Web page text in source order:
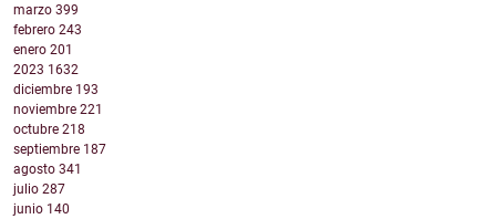
marzo 399
febrero 243
enero 201
2023 1632
diciembre 193
noviembre 221
octubre 218
septiembre 187
agosto 341
julio 287
junio 140